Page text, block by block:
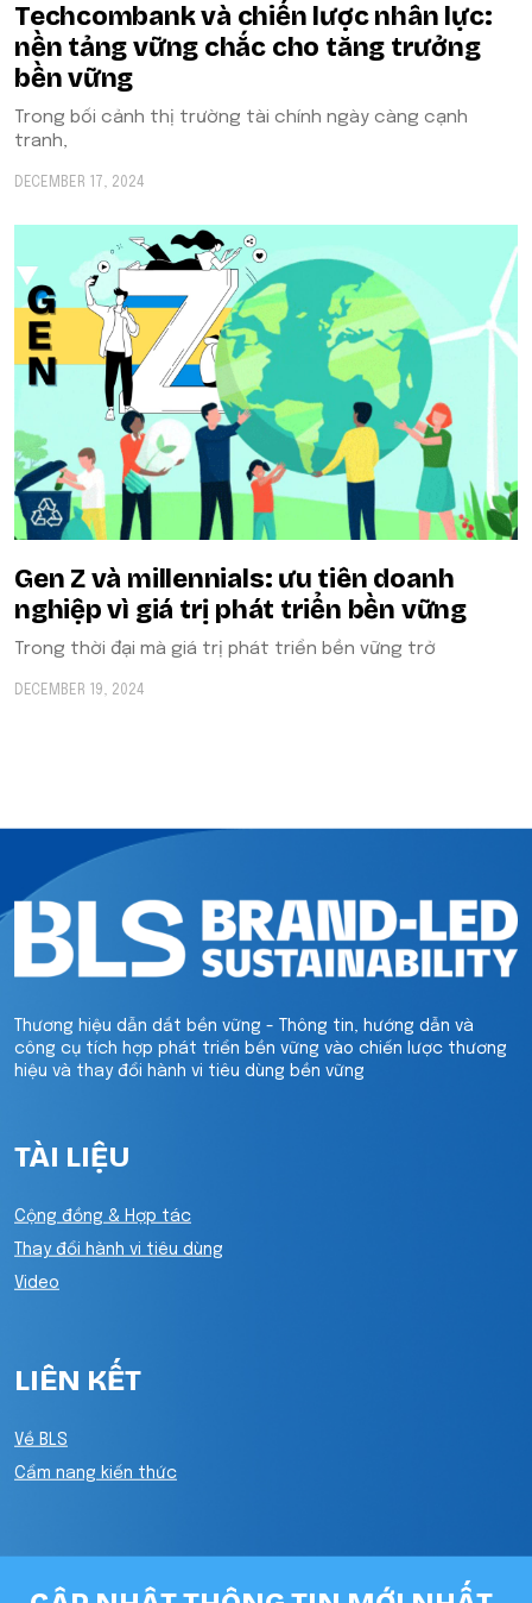
Techcombank và chiến lược nhân lực:
nền tảng vững chắc cho tăng trưởng
bền vững
Trong bối cảnh thị trường tài chính ngày càng cạnh
tranh,
DECEMBER 17, 2024
Gen Z và millennials: ưu tiên doanh
nghiệp vì giá trị phát triển bền vững
Trong thời đại mà giá trị phát triển bền vững trở
DECEMBER 19, 2024
Thương hiệu dẫn dắt bền vững - Thông tin, hướng dẫn và
công cụ tích hợp phát triển bền vững vào chiến lược thương
hiệu và thay đổi hành vi tiêu dùng bền vững
TÀI LIỆU
Cộng đồng & Hợp tác
Thay đổi hành vi tiêu dùng
Video
LIÊN KẾT
Về BLS
Cẩm nang kiến thức